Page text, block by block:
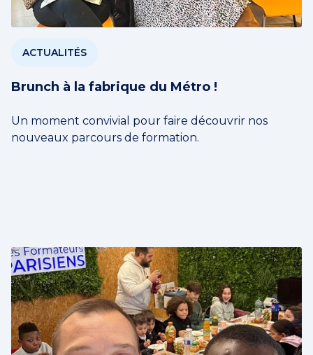
ACTUALITÉS
Brunch à la fabrique du Métro !
Un moment convivial pour faire découvrir nos
nouveaux parcours de formation.